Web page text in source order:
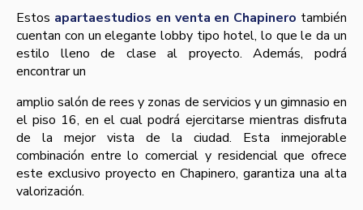
Estos apartaestudios en venta en Chapinero también
cuentan con un elegante lobby tipo hotel, lo que le da un
estilo lleno de clase al proyecto. Además, podrá
encontrar un
amplio salón de rees y zonas de servicios y un gimnasio en
el piso 16, en el cual podrá ejercitarse mientras disfruta
de la mejor vista de la ciudad. Esta inmejorable
combinación entre lo comercial y residencial que ofrece
este exclusivo proyecto en Chapinero, garantiza una alta
valorización.